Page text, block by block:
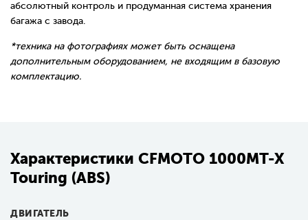
абсолютный контроль и продуманная система хранения
багажа с завода.
*техника на фотографиях может быть оснащена
дополнительным оборудованием, не входящим в базовую
комплектацию.
Характеристики CFMOTO 1000MT-X
Touring (ABS)
ДВИГАТЕЛЬ